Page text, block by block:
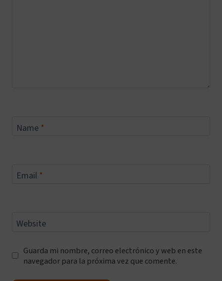
Name *
Email *
Website
Guarda mi nombre, correo electrónico y web en este
navegador para la próxima vez que comente.